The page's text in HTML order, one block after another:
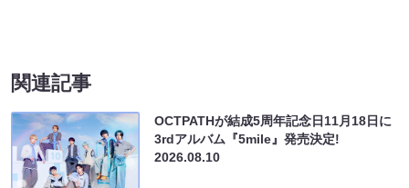
関連記事
OCTPATHが結成5周年記念日11月18日に
3rdアルバム『5mile』発売決定!
2026.08.10